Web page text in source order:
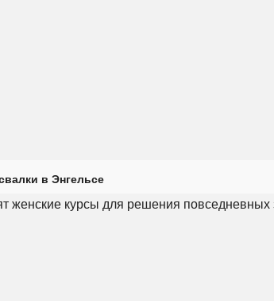
в Энгельсе